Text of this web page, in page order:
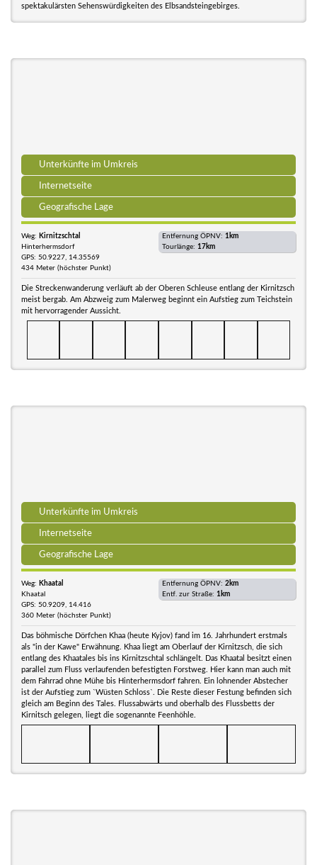
spektakulärsten Sehenswürdigkeiten des Elbsandsteingebirges.
Unterkünfte im Umkreis
Internetseite
Geografische Lage
Weg: Kirnitzschtal
Hinterhermsdorf
GPS: 50.9227, 14.35569
434 Meter (höchster Punkt)
Entfernung ÖPNV: 1km
Tourlänge: 17km
Die Streckenwanderung verläuft ab der Oberen Schleuse entlang der Kirnitzsch
meist bergab. Am Abzweig zum Malerweg beginnt ein Aufstieg zum Teichstein
mit hervorragender Aussicht.
Unterkünfte im Umkreis
Internetseite
Geografische Lage
Weg: Khaatal
Khaatal
GPS: 50.9209, 14.416
360 Meter (höchster Punkt)
Entfernung ÖPNV: 2km
Entf. zur Straße: 1km
Das böhmische Dörfchen Khaa (heute Kyjov) fand im 16. Jahrhundert erstmals
als "in der Kawe" Erwähnung. Khaa liegt am Oberlauf der Kirnitzsch, die sich
entlang des Khaatales bis ins Kirnitzschtal schlängelt. Das Khaatal besitzt einen
parallel zum Fluss verlaufenden befestigten Forstweg. Hier kann man auch mit
dem Fahrrad ohne Mühe bis Hinterhermsdorf fahren. Ein lohnender Abstecher
ist der Aufstieg zum `Wüsten Schloss`. Die Reste dieser Festung befinden sich
gleich am Beginn des Tales. Flussabwärts und oberhalb des Flussbetts der
Kirnitsch gelegen, liegt die sogenannte Feenhöhle.